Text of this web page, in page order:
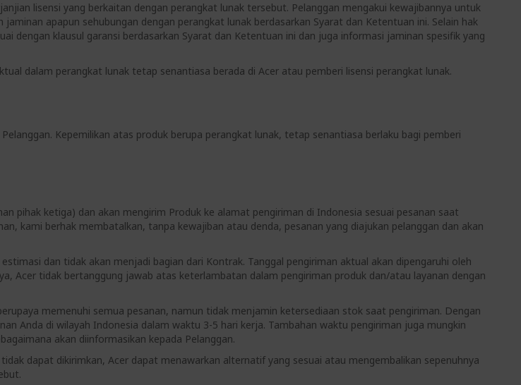
lisensi yang berkaitan dengan perangkat lunak tersebut. Pelanggan mengakui kewajibannya untuk
apapun sehubungan dengan perangkat lunak berdasarkan Syarat dan Ketentuan ini. Selain hak
dengan klausul garansi berdasarkan Syarat dan Ketentuan ini dan juga informasi jaminan spesifik yang
dalam perangkat lunak tetap senantiasa berada di Acer atau pemberi lisensi perangkat lunak.
Kepemilikan atas produk berupa perangkat lunak, tetap senantiasa berlaku bagi pemberi
pihak ketiga) dan akan mengirim Produk ke alamat pengiriman di Indonesia sesuai pesanan saat
kami berhak membatalkan, tanpa kewajiban atau denda, pesanan yang diajukan pelanggan dan akan
dan tidak akan menjadi bagian dari Kontrak. Tanggal pengiriman aktual akan dipengaruhi oleh
Acer tidak bertanggung jawab atas keterlambatan dalam pengiriman produk dan/atau layanan dengan
memenuhi semua pesanan, namun tidak menjamin ketersediaan stok saat pengiriman. Dengan
Anda di wilayah Indonesia dalam waktu 3-5 hari kerja. Tambahan waktu pengiriman juga mungkin
akan diinformasikan kepada Pelanggan.
dapat dikirimkan, Acer dapat menawarkan alternatif yang sesuai atau mengembalikan sepenuhnya